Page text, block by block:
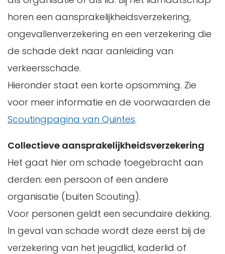
horen een aansprakelijkheidsverzekering,
ongevallenverzekering en een verzekering die
de schade dekt naar aanleiding van
verkeersschade.
Hieronder staat een korte opsomming. Zie
voor meer informatie en de voorwaarden de
Scoutingpagina van Quintes.
Collectieve aansprakelijkheidsverzekering
Het gaat hier om schade toegebracht aan
derden: een persoon of een andere
organisatie (buiten Scouting).
Voor personen geldt een secundaire dekking.
In geval van schade wordt deze eerst bij de
verzekering van het jeugdlid, kaderlid of